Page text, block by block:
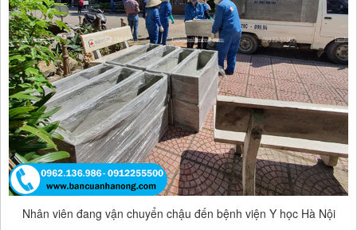
Nhân viên đang vận chuyển chậu đến bệnh viện Y học Hà Nội